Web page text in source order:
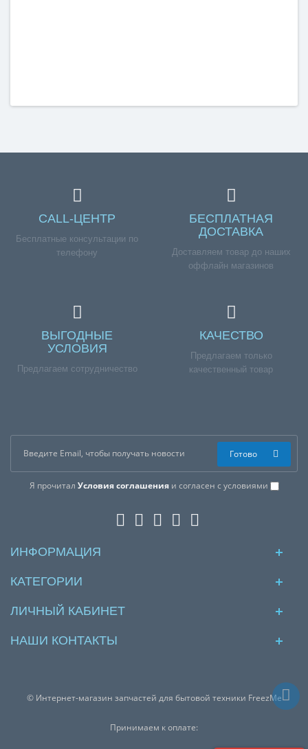
CALL-ЦЕНТР
Бесплатные консультации по
телефону
БЕСПЛАТНАЯ
ДОСТАВКА
Доставляем товар до наших
оффлайн магазинов
ВЫГОДНЫЕ
УСЛОВИЯ
Предлагаем сотрудничество
КАЧЕСТВО
Предлагаем только
качественный товар
Я прочитал Условия соглашенияи согласен с условиями
Готово
ИНФОРМАЦИЯ
КАТЕГОРИИ
ЛИЧНЫЙ КАБИНЕТ
НАШИ КОНТАКТЫ
© Интернет-магазин запчастей для бытовой техники FreezMe
Принимаем к оплате: